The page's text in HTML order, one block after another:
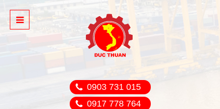
0903 731 015
0917 778 764